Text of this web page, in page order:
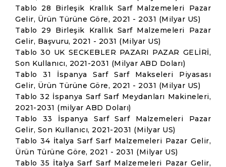
Tablo 28 Birleşik Krallık Sarf Malzemeleri Pazar
Gelir, Ürün Türüne Göre, 2021 - 2031 (Milyar US)
Tablo 29 Birleşik Krallık Sarf Malzemeleri Pazar
Gelir, Başvuru, 2021 - 2031 (Milyar US)
Tablo 30 UK SECKEBLER PAZARI PAZAR GELİRİ,
Son Kullanıcı, 2021-2031 (Milyar ABD Doları)
Tablo 31 İspanya Sarf Sarf Makseleri Piyasası
Gelir, Ürün Türüne Göre, 2021 - 2031 (Milyar US)
Tablo 32 İspanya Sarf Sarf Meydanları Makineleri,
2021-2031 (milyar ABD Doları)
Tablo 33 İspanya Sarf Sarf Malzemeleri Pazar
Gelir, Son Kullanıcı, 2021-2031 (Milyar US)
Tablo 34 İtalya Sarf Sarf Malzemeleri Pazar Gelir,
Ürün Türüne Göre, 2021 - 2031 (Milyar US)
Tablo 35 İtalya Sarf Sarf Malzemeleri Pazar Gelir,